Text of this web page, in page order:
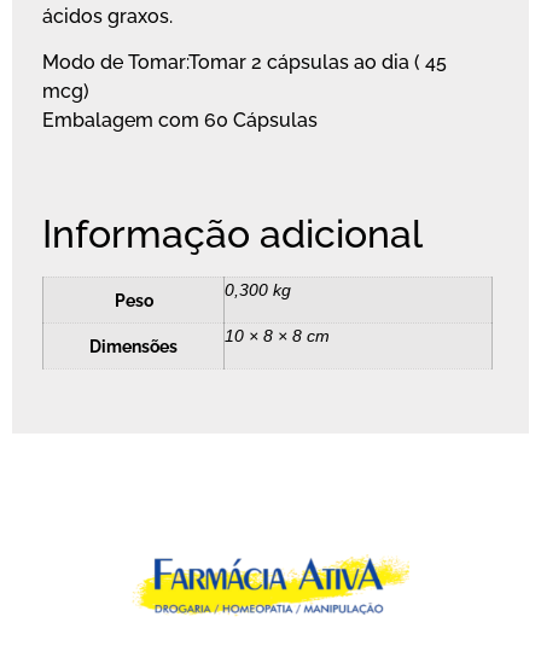
ácidos graxos.
Modo de Tomar:Tomar 2 cápsulas ao dia ( 45
mcg)
Embalagem com 60 Cápsulas
Informação adicional
Peso 0,300 kg
Dimensões 10 × 8 × 8 cm